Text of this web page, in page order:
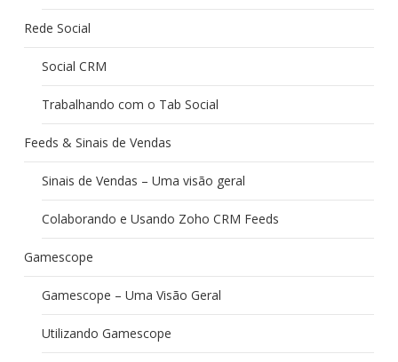
Rede Social
Social CRM
Trabalhando com o Tab Social
Feeds & Sinais de Vendas
Sinais de Vendas – Uma visão geral
Colaborando e Usando Zoho CRM Feeds
Gamescope
Gamescope – Uma Visão Geral
Utilizando Gamescope